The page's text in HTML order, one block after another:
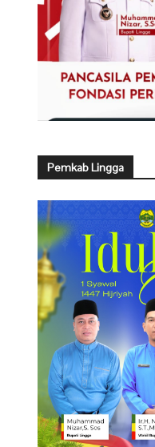
Pemkab Lingga